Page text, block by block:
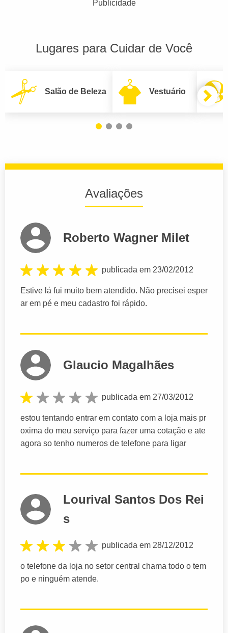
Publicidade
Lugares para Cuidar de Você
Salão de Beleza Vestuário
Avaliações
Roberto Wagner Milet
publicada em 23/02/2012
Estive lá fui muito bem atendido. Não precisei esper
ar em pé e meu cadastro foi rápido.
Glaucio Magalhães
publicada em 27/03/2012
estou tentando entrar em contato com a loja mais pr
oxima do meu serviço para fazer uma cotação e ate
agora so tenho numeros de telefone para ligar
Lourival Santos Dos Rei
s
publicada em 28/12/2012
o telefone da loja no setor central chama todo o tem
po e ninguém atende.